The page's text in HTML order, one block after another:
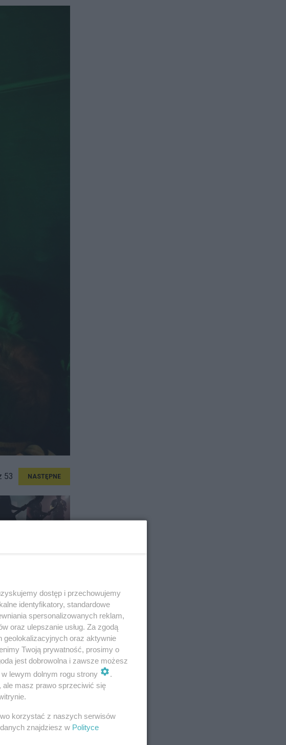
53 NASTĘPNE
dostęp i przechowujemy
identyfikatory, standardowe
spersonalizowanych reklam,
oraz ulepszanie usług. Za zgodą
geolokalizacyjnych oraz aktywnie
Twoją prywatność, prosimy o
jest dobrowolna i zawsze możesz
lewym dolnym rogu strony
.
ale masz prawo sprzeciwić się
korzystać z naszych serwisów
znajdziesz w Polityce